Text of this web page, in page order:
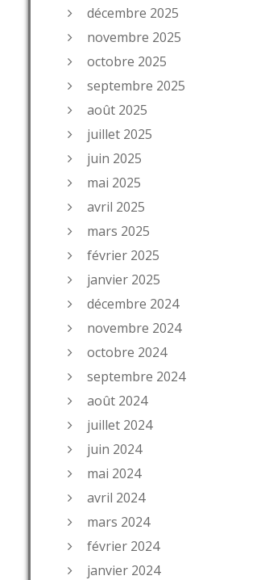
décembre 2025
novembre 2025
octobre 2025
septembre 2025
août 2025
juillet 2025
juin 2025
mai 2025
avril 2025
mars 2025
février 2025
janvier 2025
décembre 2024
novembre 2024
octobre 2024
septembre 2024
août 2024
juillet 2024
juin 2024
mai 2024
avril 2024
mars 2024
février 2024
janvier 2024